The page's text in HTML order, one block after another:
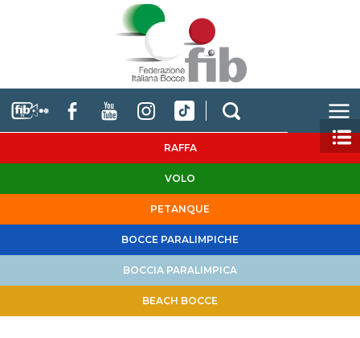
RAFFA
VOLO
PETANQUE
BOCCE PARALIMPICHE
BOCCIA PARALIMPICA
BEACH BOCCE